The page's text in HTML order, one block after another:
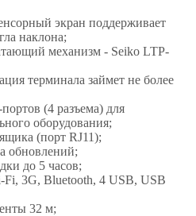
экран поддерживает
наклона;
механизм - Seiko LTP-
терминала займет не более
(4 разъема) для
оборудования;
(порт RJ11);
обновлений;
до 5 часов;
3G, Bluetooth, 4 USB, USB
32 м;